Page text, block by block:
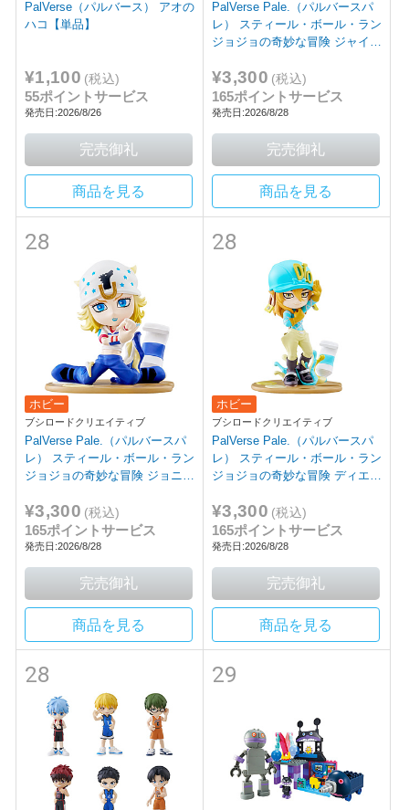
PalVerse（パルバース） アオの
ハコ【単品】
¥1,100 (税込)
55ポイントサービス
発売日:2026/8/26
商品を見る
PalVerse Pale.（パルバースパ
レ） スティール・ボール・ラン
ジョジョの奇妙な冒険 ジャイ
¥3,300 (税込)
165ポイントサービス
発売日:2026/8/28
商品を見る
28
ホビー
ブシロードクリエイティブ
PalVerse Pale.（パルバースパ
レ） スティール・ボール・ラン
ジョジョの奇妙な冒険 ジョニ
¥3,300 (税込)
165ポイントサービス
発売日:2026/8/28
商品を見る
28
ホビー
ブシロードクリエイティブ
PalVerse Pale.（パルバースパ
レ） スティール・ボール・ラン
ジョジョの奇妙な冒険 ディエ
¥3,300 (税込)
165ポイントサービス
発売日:2026/8/28
商品を見る
28 29